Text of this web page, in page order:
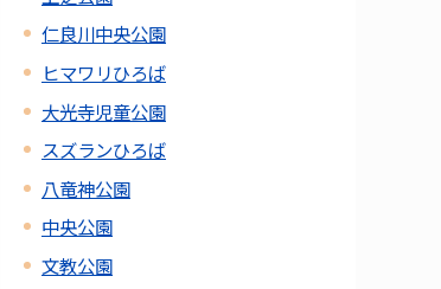
仁良川中央公園
ヒマワリひろば
大光寺児童公園
スズランひろば
八竜神公園
中央公園
文教公園